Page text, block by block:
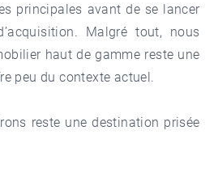
principales avant de se lancer
Malgré tout, nous
haut de gamme reste une
peu du contexte actuel.
reste une destination prisée